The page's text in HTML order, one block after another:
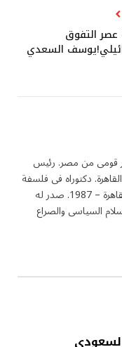
عصر التفوق
السعدي
قومى من مصر. رئيس
دكتوراه فى فلسفة
العلوم السياسية من جامعة القاهرة – 1987. صدر له
السياسى والصراع